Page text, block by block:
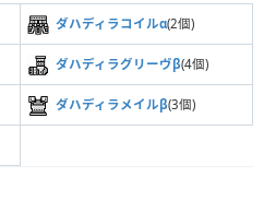
ダハディラコイルα(2個)
ダハディラグリーヴβ(4個)
ダハディラメイルβ(3個)